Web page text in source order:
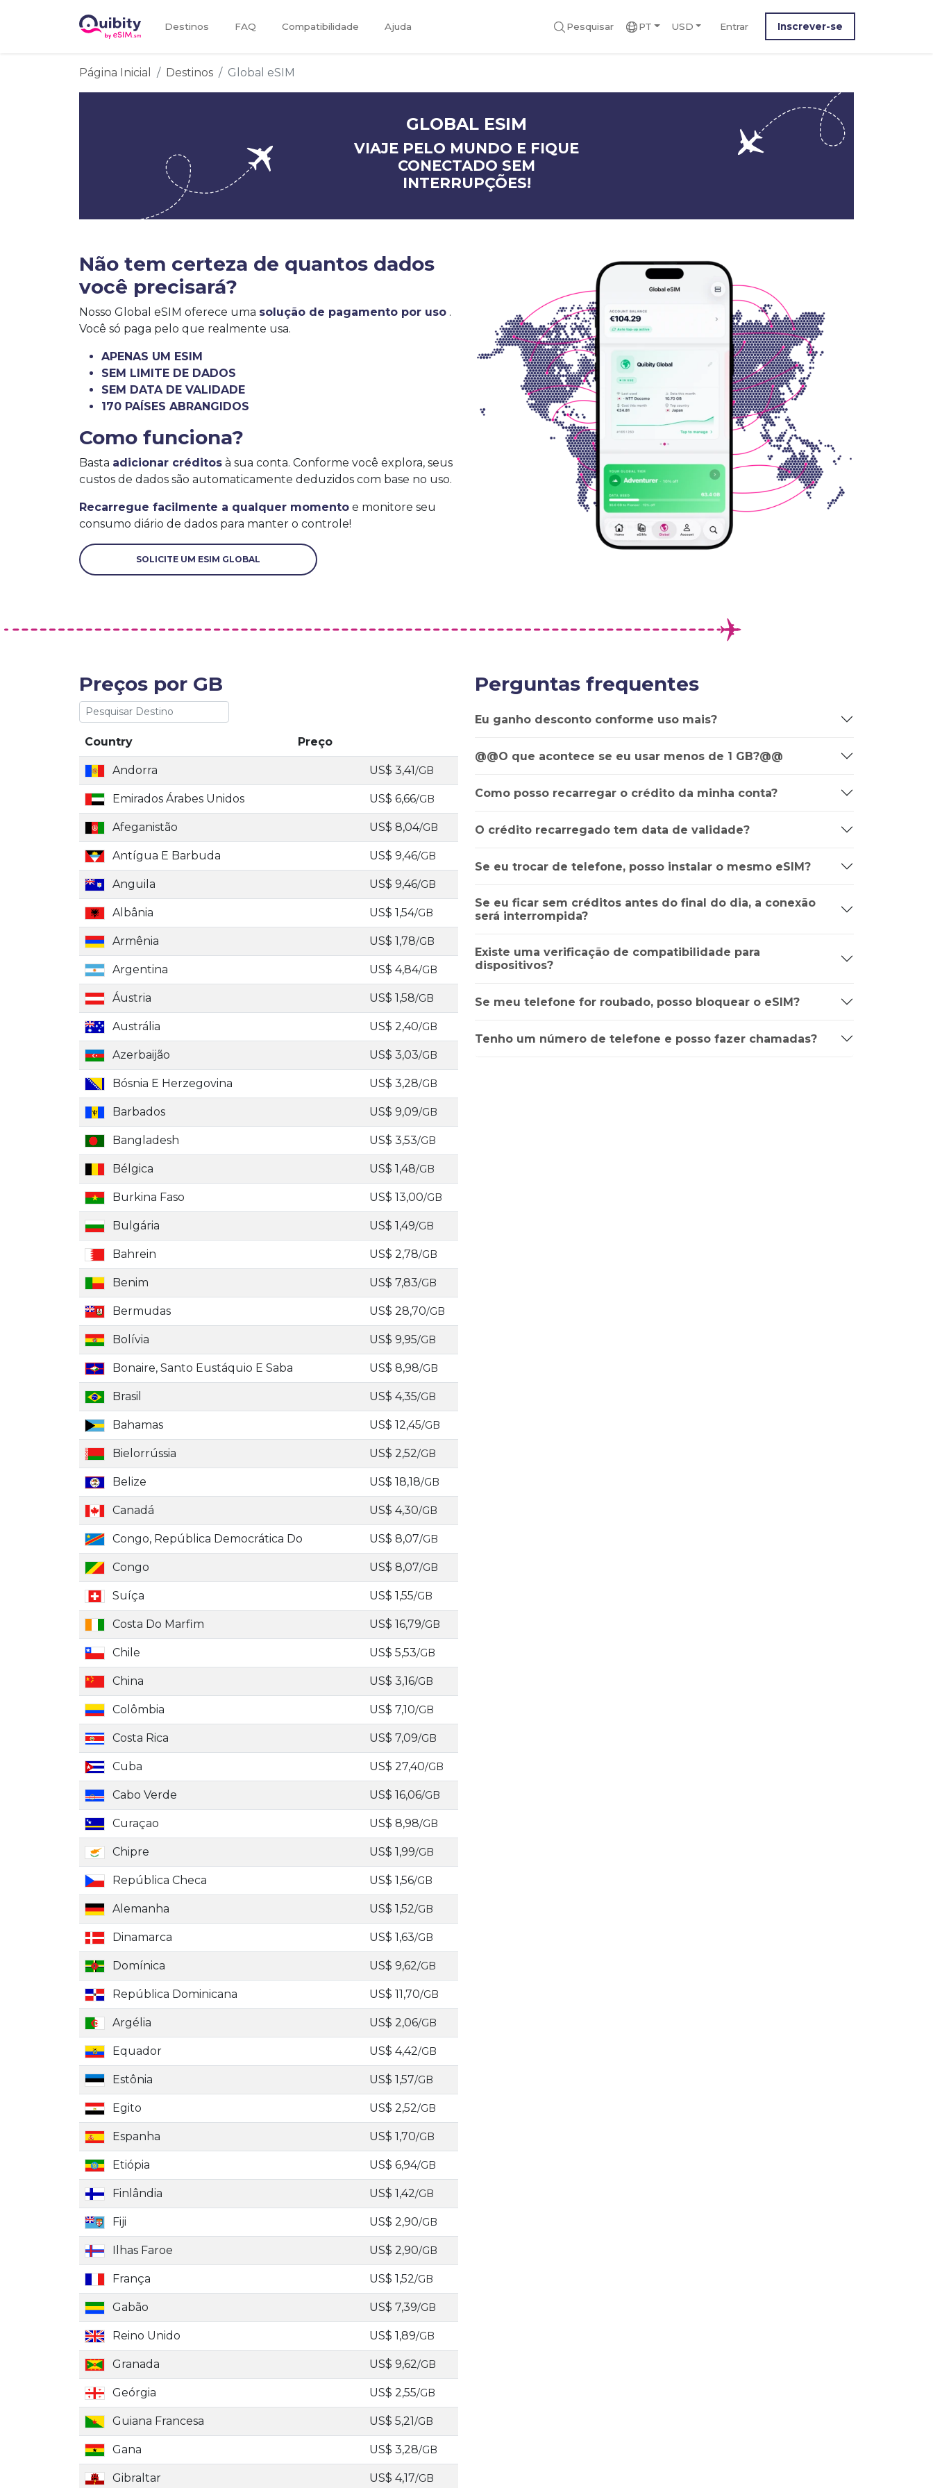
Destinos FAQ Compatibilidade Ajuda Pesquisar PT USD Entrar Inscrever-se
Página Inicial Destinos Global eSIM
GLOBAL ESIM
VIAJE PELO MUNDO E FIQUE
CONECTADO SEM
INTERRUPÇÕES!
Não tem certeza de quantos dados
você precisará?
Nosso Global eSIM oferece uma solução de pagamento por uso .
Você só paga pelo que realmente usa.
APENAS UM ESIM
SEM LIMITE DE DADOS
SEM DATA DE VALIDADE
170 PAÍSES ABRANGIDOS
Como funciona?
Basta adicionar créditos à sua conta. Conforme você explora, seus
custos de dados são automaticamente deduzidos com base no uso.
Recarregue facilmente a qualquer momento e monitore seu
consumo diário de dados para manter o controle!
SOLICITE UM ESIM GLOBAL
Preços por GB
Country Preço
Andorra US$ 3,41/GB
Emirados Árabes Unidos US$ 6,66/GB
Afeganistão US$ 8,04/GB
Antígua E Barbuda US$ 9,46/GB
Anguila US$ 9,46/GB
Albânia US$ 1,54/GB
Armênia US$ 1,78/GB
Argentina US$ 4,84/GB
Áustria US$ 1,58/GB
Austrália US$ 2,40/GB
Azerbaijão US$ 3,03/GB
Bósnia E Herzegovina US$ 3,28/GB
Barbados US$ 9,09/GB
Bangladesh US$ 3,53/GB
Bélgica US$ 1,48/GB
Burkina Faso US$ 13,00/GB
Bulgária US$ 1,49/GB
Bahrein US$ 2,78/GB
Benim US$ 7,83/GB
Bermudas US$ 28,70/GB
Bolívia US$ 9,95/GB
Bonaire, Santo Eustáquio E Saba US$ 8,98/GB
Brasil US$ 4,35/GB
Bahamas US$ 12,45/GB
Bielorrússia US$ 2,52/GB
Belize US$ 18,18/GB
Canadá US$ 4,30/GB
Congo, República Democrática Do US$ 8,07/GB
Congo US$ 8,07/GB
Suíça US$ 1,55/GB
Costa Do Marfim US$ 16,79/GB
Chile US$ 5,53/GB
China US$ 3,16/GB
Colômbia US$ 7,10/GB
Costa Rica US$ 7,09/GB
Cuba US$ 27,40/GB
Cabo Verde US$ 16,06/GB
Curaçao US$ 8,98/GB
Chipre US$ 1,99/GB
República Checa US$ 1,56/GB
Alemanha US$ 1,52/GB
Dinamarca US$ 1,63/GB
Domínica US$ 9,62/GB
República Dominicana US$ 11,70/GB
Argélia US$ 2,06/GB
Equador US$ 4,42/GB
Estônia US$ 1,57/GB
Egito US$ 2,52/GB
Espanha US$ 1,70/GB
Etiópia US$ 6,94/GB
Finlândia US$ 1,42/GB
Fiji US$ 2,90/GB
Ilhas Faroe US$ 2,90/GB
França US$ 1,52/GB
Gabão US$ 7,39/GB
Reino Unido US$ 1,89/GB
Granada US$ 9,62/GB
Geórgia US$ 2,55/GB
Guiana Francesa US$ 5,21/GB
Gana US$ 3,28/GB
Gibraltar US$ 4,17/GB
Perguntas frequentes
Eu ganho desconto conforme uso mais?
@@O que acontece se eu usar menos de 1 GB?@@
Como posso recarregar o crédito da minha conta?
O crédito recarregado tem data de validade?
Se eu trocar de telefone, posso instalar o mesmo eSIM?
Se eu ficar sem créditos antes do final do dia, a conexão
será interrompida?
Existe uma verificação de compatibilidade para
dispositivos?
Se meu telefone for roubado, posso bloquear o eSIM?
Tenho um número de telefone e posso fazer chamadas?